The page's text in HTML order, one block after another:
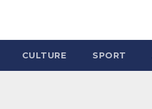
CULTURE SPORT